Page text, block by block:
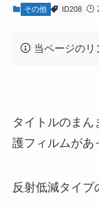
その他 ID208
当ページのリ
タイトルのまん
護フィルムがあ
反射低減タイプ